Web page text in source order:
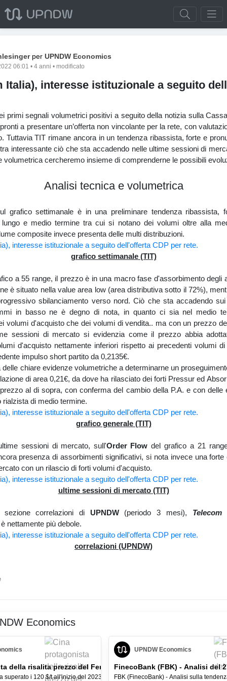
per UPNDW Economics
06:01 • 4 anni • modificato
Italia), interesse istituzionale a seguito
primi segnali volumetrici positivi a seguito della notizia sulla
a presentare un’offerta non vincolante per la rete, con
Tuttavia TIT rimane ancora in un tendenza ribassista, forte e
interessante ciò che sta accadendo nelle ultime sessioni di
volumetrica cercheremo insieme di comprenderne le possibili
Analisi tecnica e volumetrica
grafico settimanale è in una preliminare tendenza ribassista,
lungo e medio termine tra cui si notano dei volumi oltre alla
composite invece presenta delle multi distribuzioni.
grafico settimanale (TIT)
a 55 range, il prezzo è in una macro fase d'assorbimento degli
è situato nella value area low (area distributiva sotto il 72%),
sbilanciamento verso nord. Ciò che sta accadendo
in basso ne è degno di nota, in quanto ci sia nel medio
volumi d'acquisto che dei volumi di vendita.. ma con un prezzo
sessioni di mercato si evidenzia come il prezzo abbia
d'acquisto nettamente inferiori rispetto ai precedenti volumi
impulso short partito da 0,2135€.
delle chiare evidenze volumetriche a determinarne un
di area 0,21€, da dove ha rilasciato dei forti Pressur ed
al di sopra, con conferma del cambio della P.A. e con delle
di medio termine.
grafico generale (TIT)
sessioni di mercato, sull'Order Flow del grafico a 21
presenza di assorbimenti significativi, si nota invece una
con un rilascio di forti volumi d'acquisto.
ultime sessioni di mercato (TIT)
sezione correlazioni di UPNDW (periodo 3 mesi),
nettamente più debole.
correlazioni (UPNDW)
Economics
della risalita prezzo del Ferro
superato i 120 $/t all'inizio del 2023,
UPNDW Economics
FinecoBank (FBK) - Analisi del
FBK (FinecoBank) - Analisi sulla